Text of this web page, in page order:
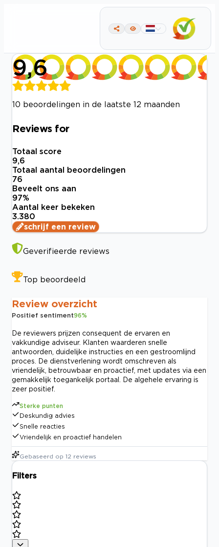
9,6
10 beoordelingen in de laatste 12 maanden
Reviews for
Totaal score
9,6
Totaal aantal beoordelingen
76
Beveelt ons aan
97%
Aantal keer bekeken
3.380
schrijf een review
Geverifieerde reviews
Top beoordeeld
Review overzicht
Positief sentiment96%
De reviewers prijzen consequent de ervaren en
vakkundige adviseur. Klanten waarderen snelle
antwoorden, duidelijke instructies en een gestroomlijnd
proces. De dienstverlening wordt omschreven als
vriendelijk, betrouwbaar en proactief, met updates via een
gemakkelijk toegankelijk portaal. De algehele ervaring is
zeer positief.
Sterke punten
Deskundig advies
Snelle reacties
Vriendelijk en proactief handelen
Gebaseerd op 12 reviews
Filters